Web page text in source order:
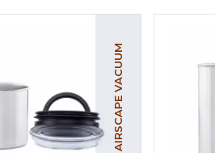
AIRSCAPE VACUUM